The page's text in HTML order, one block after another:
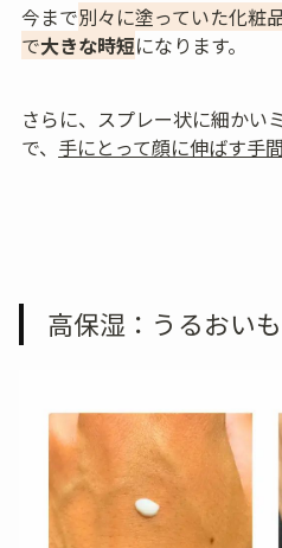
今まで別々に塗っていた化粧
で大きな時短になります。
さらに、スプレー状に細かい
で、 手にとって顔に伸ばす手
高保湿：うるおい